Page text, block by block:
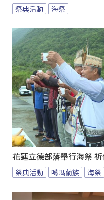
祭典活動 海祭
花蓮立德部落舉行海祭
祭典活動 噶瑪蘭族 海祭